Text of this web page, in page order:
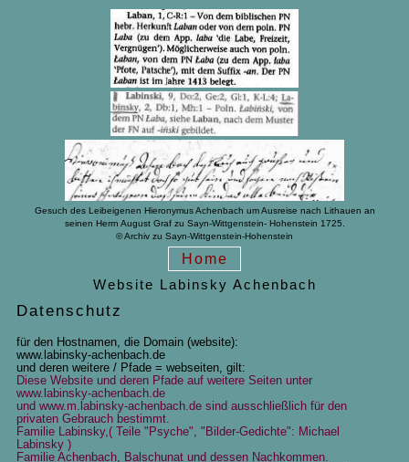
Gesuch des Leibeigenen Hieronymus Achenbach um Ausreise nach Lithauen an
seinen Herrn August Graf zu Sayn-Wittgenstein- Hohenstein 1725.
© Archiv zu Sayn-Wittgenstein-Hohenstein
Home
Website Labinsky Achenbach
Datenschutz
für den Hostnamen, die Domain (website):
www.labinsky-achenbach.de
und deren weitere / Pfade = webseiten, gilt:
Diese Website und deren Pfade auf weitere Seiten unter
www.labinsky-achenbach.de
und www.m.labinsky-achenbach.de sind ausschließlich für den
privaten Gebrauch bestimmt.
Familie Labinsky,( Teile "Psyche", "Bilder-Gedichte": Michael
Labinsky )
Familie Achenbach, Balschunat und dessen Nachkommen.